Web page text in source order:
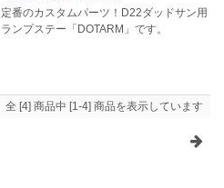
定番のカスタムパーツ！D22ダッドサン用
ランプステー「DOTARM」です。
全 [4] 商品中 [1-4] 商品を表示しています